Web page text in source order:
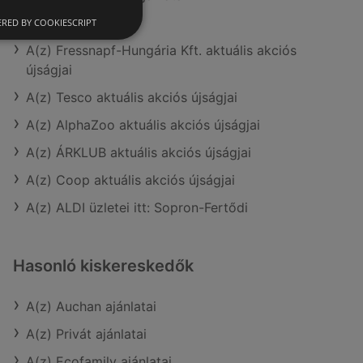
A(z) Lidl ajánlatai
A(z) Fressnapf-Hungária Kft. aktuális akciós
újságjai
A(z) Tesco aktuális akciós újságjai
A(z) AlphaZoo aktuális akciós újságjai
A(z) ÁRKLUB aktuális akciós újságjai
A(z) Coop aktuális akciós újságjai
A(z) ALDI üzletei itt: Sopron-Fertődi
Hasonló kiskereskedők
A(z) Auchan ajánlatai
A(z) Privát ajánlatai
BY COOKIESCRIPT